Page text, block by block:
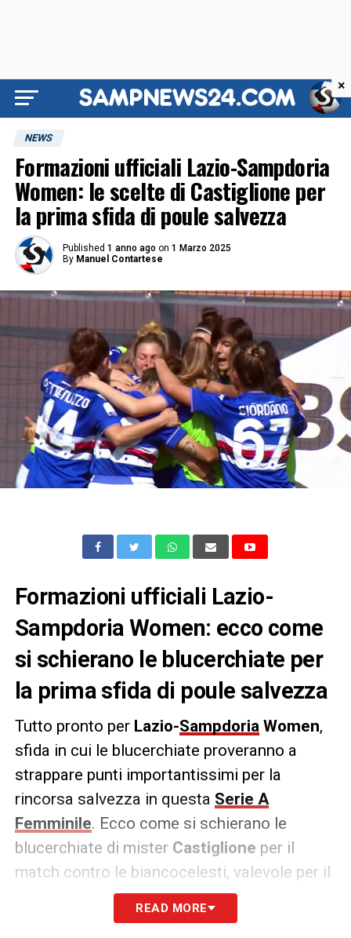
NEWS
Formazioni ufficiali Lazio-Sampdoria
Women: le scelte di Castiglione per
la prima sfida di poule salvezza
Published 1 anno ago on 1 Marzo 2025
By Manuel Contartese
Formazioni ufficiali Lazio-
Sampdoria Women: ecco come
si schierano le blucerchiate per
la prima sfida di poule salvezza
Tutto pronto per Lazio-SampdoriaWomen,
sfida in cui le blucerchiate proveranno a
strappare punti importantissimi per la
rincorsa salvezza in questa Serie A
Femminile. Ecco come si schierano le
blucerchiate di mister Castiglione per il
match contro le biancocelesti, valevole per il
primo turno dipoule salvezza:
READ MORE
×